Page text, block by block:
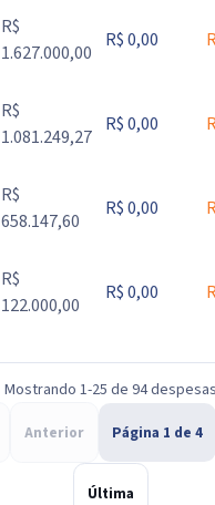
R$
1.627.000,00
R$ 0,00
R$
1.081.249,27
R$ 0,00
R$
658.147,60
R$ 0,00
R$
122.000,00
R$ 0,00
Mostrando 1-25 de 94 despesas
Anterior Página 1 de 4
Última